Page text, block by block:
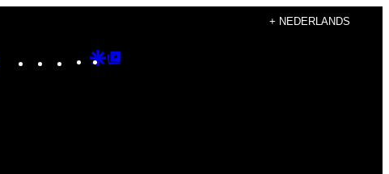
+ NEDERLANDS
Instagram
TikTokYouTube
Google